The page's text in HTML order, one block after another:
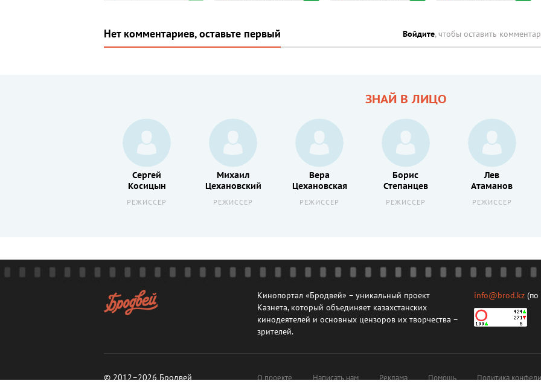
Нет комментариев, оставьте первый Войдите, чтобы оставить
ЗНАЙ В ЛИЦО
Сергей
Косицын
РЕЖИССЕР
Михаил
Цехановский
РЕЖИССЕР
Вера
Цехановская
РЕЖИССЕР
Борис
Степанцев
РЕЖИССЕР
Лев
Атаманов
РЕЖИССЕР
Кинопортал «Бродвей» – уникальный проект
Казнета, который объединяет казахстанских
кинодеятелей и основных цензоров их творчества –
зрителей.
info@brod.kz (по
© 2012–2026 Бродвей О проекте Написать нам Реклама Помощь Политика